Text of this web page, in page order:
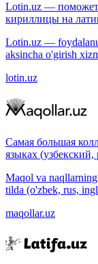
Lotin.uz — поможет
кириллицы на
Lotin.uz —
aksincha o'girish
lotin.uz
Самая большая
языках
Maqol va
tilda (o'zbek, rus,
maqollar.uz